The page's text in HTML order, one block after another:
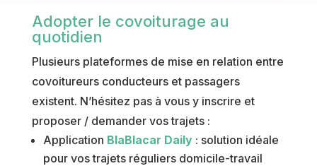
Adopter le covoiturage au
quotidien
Plusieurs plateformes de mise en relation entre
covoitureurs conducteurs et passagers
existent. N’hésitez pas à vous y inscrire et
proposer / demander vos trajets :
Application BlaBlacar Daily : solution idéale
pour vos trajets réguliers domicile-travail